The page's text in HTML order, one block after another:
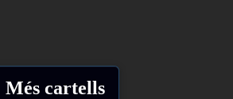
Més cartells